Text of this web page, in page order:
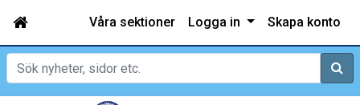
Våra sektioner Logga in Skapa konto
Sök